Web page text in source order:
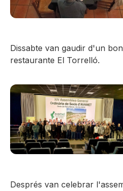
Dissabte van gaudir d'un
restaurante El Torrelló.
Després van celebrar